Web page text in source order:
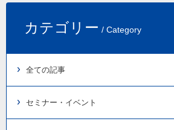
カテゴリー / Category
全ての記事
セミナー・イベント